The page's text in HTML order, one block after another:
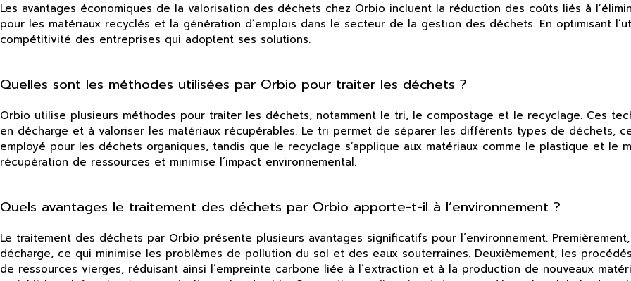
Les avantages économiques de la valorisation des déchets chez Orbio incluent la réduction des coûts liés à
pour les matériaux recyclés et la génération d’emplois dans le secteur de la gestion des déchets. En optimisant
compétitivité des entreprises qui adoptent ses solutions.
Quelles sont les méthodes utilisées par Orbio pour traiter les déchets ?
Orbio utilise plusieurs méthodes pour traiter les déchets, notamment le tri, le compostage et le recyclage. Ces
en décharge et à valoriser les matériaux récupérables. Le tri permet de séparer les différents types de déchets,
employé pour les déchets organiques, tandis que le recyclage s’applique aux matériaux comme le plastique et le
récupération de ressources et minimise l’impact environnemental.
Quels avantages le traitement des déchets par Orbio apporte-t-il à l’environnement ?
Le traitement des déchets par Orbio présente plusieurs avantages significatifs pour l’environnement.
décharge, ce qui minimise les problèmes de pollution du sol et des eaux souterraines. Deuxièmement, les
de ressources vierges, réduisant ainsi l’empreinte carbone liée à l’extraction et à la production de nouveaux